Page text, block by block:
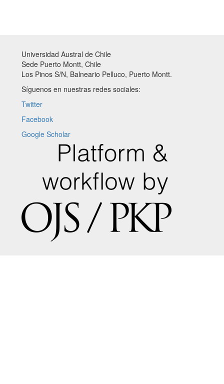
Universidad Austral de Chile
Sede Puerto Montt, Chile
Los Pinos S/N, Balneario Pelluco, Puerto Montt.
Síguenos en nuestras redes sociales:
Twitter
Facebook
Google Scholar